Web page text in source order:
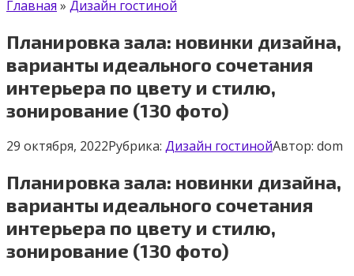
Главная » Дизайн гостиной
Планировка зала: новинки дизайна,
варианты идеального сочетания
интерьера по цвету и стилю,
зонирование (130 фото)
29 октября, 2022Рубрика: Дизайн гостинойАвтор: dom
Планировка зала: новинки дизайна,
варианты идеального сочетания
интерьера по цвету и стилю,
зонирование (130 фото)